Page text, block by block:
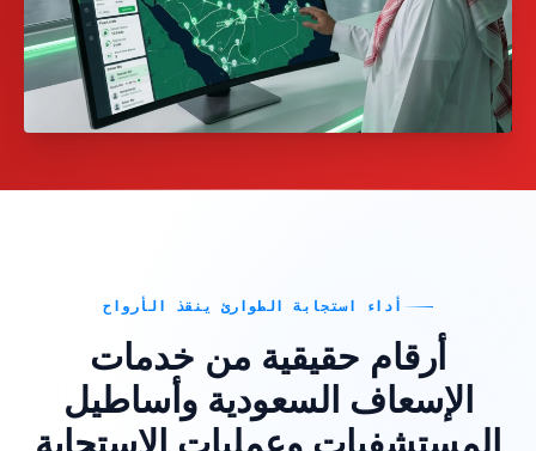
أداء استجابة الطوارئ ينقذ الأرواح
أرقام حقيقية من خدمات
الإسعاف السعودية وأساطيل